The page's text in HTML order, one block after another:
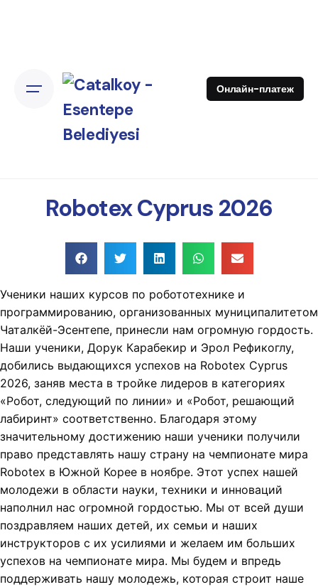
Онлайн-платеж
Robotex Cyprus 2026
Ученики наших курсов по робототехнике и
программированию, организованных муниципалитетом
Чаталкёй-Эсентепе, принесли нам огромную гордость.
Наши ученики, Дорук Карабекир и Эрол Рефикоглу,
добились выдающихся успехов на Robotex Cyprus
2026, заняв места в тройке лидеров в категориях
«Робот, следующий по линии» и «Робот, решающий
лабиринт» соответственно. Благодаря этому
значительному достижению наши ученики получили
право представлять нашу страну на чемпионате мира
Robotex в Южной Корее в ноябре. Этот успех нашей
молодежи в области науки, техники и инноваций
наполнил нас огромной гордостью. Мы от всей души
поздравляем наших детей, их семьи и наших
инструкторов с их усилиями и желаем им больших
успехов на чемпионате мира. Мы будем и впредь
поддерживать нашу молодежь, которая строит наше